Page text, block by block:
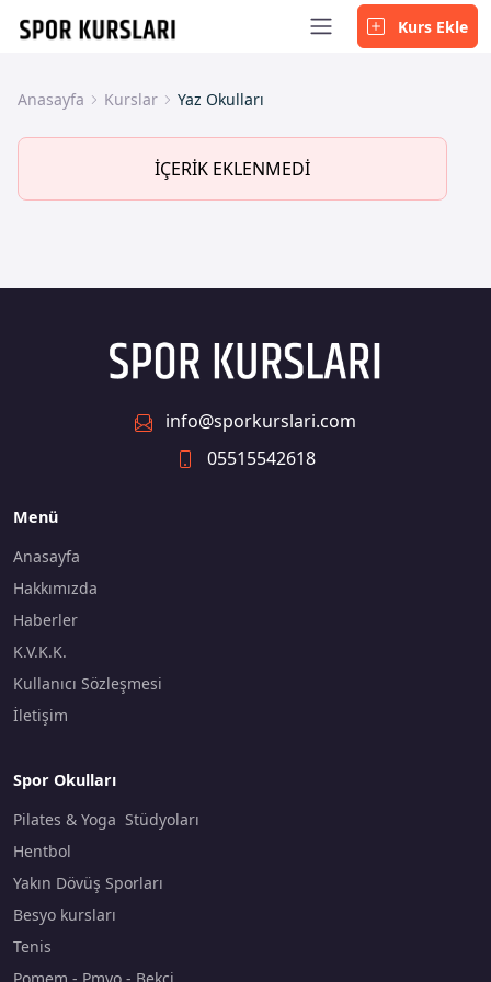
Kurs Ekle
Anasayfa Kurslar Yaz Okulları
İÇERİK EKLENMEDİ
info@sporkurslari.com
05515542618
Menü
Anasayfa
Hakkımızda
Haberler
K.V.K.K.
Kullanıcı Sözleşmesi
İletişim
Spor Okulları
Pilates & Yoga Stüdyoları
Hentbol
Yakın Dövüş Sporları
Besyo kursları
Tenis